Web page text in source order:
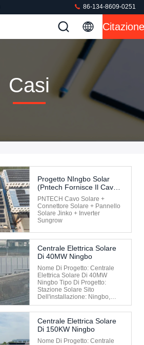
86-134-8609-0251
Citazione
Casi
Progetto NIngbo Solar
(Pntech Fornisce Il Cavo
Solare A Corrente
Continua + Il Connettore +
Il Pannello Solare Jinko +
L'inverter Sungrow)
PNTECH Cavo Solare +
Connettore Solare + Pannello
Solare Jinko + Inverter
Sungrow
Centrale Elettrica Solare
Di 40MW Ningbo
Nome Di Progetto: Centrale
Elettrica Solare Di 40MW
Ningbo Tipo Di Progetto:
Stazione Solare Sito
Dell'installazione: Ningbo,
Cina Data Di Installazione:
2021
Centrale Elettrica Solare
Di 150KW Ningbo
Nome Di Progetto: Centrale